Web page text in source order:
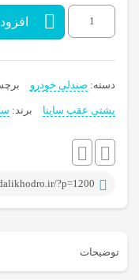
صندلی
پشتی
ساینا
عدد
دسته: صندلی خودرو
پشتی عقب ساینا برند:
?p=1200
توضیحات